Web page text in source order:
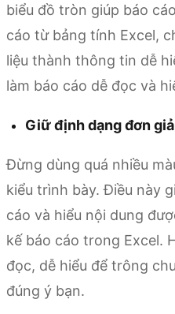
biểu đồ tròn giúp báo
cáo từ bảng tính Excel,
liệu thành thông tin dễ
làm báo cáo dễ đọc và
Giữ định dạng đơn
Đừng dùng quá nhiều
kiểu trình bày. Điều này
cáo và hiểu nội dung
kế báo cáo trong Excel.
đọc, dễ hiểu để trông
đúng ý bạn.